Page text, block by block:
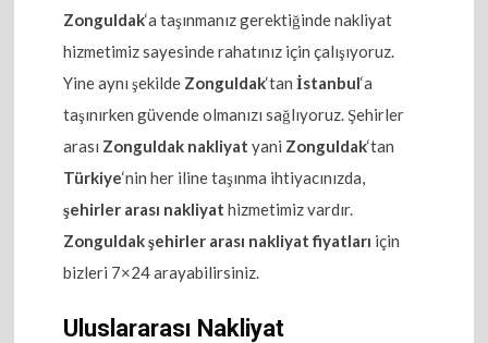
Zonguldak‘a taşınmanız gerektiğinde nakliyat
hizmetimiz sayesinde rahatınız için çalışıyoruz.
Yine aynı şekilde Zonguldak‘tanİstanbul‘a
taşınırken güvende olmanızı sağlıyoruz. Şehirler
arası Zonguldak nakliyat yani Zonguldak‘tan
Türkiye‘nin her iline taşınma ihtiyacınızda,
şehirler arası nakliyat hizmetimiz vardır.
Zonguldak şehirler arası nakliyat fiyatları için
bizleri 7×24 arayabilirsiniz.
Uluslararası Nakliyat